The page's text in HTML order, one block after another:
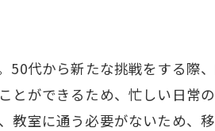
代から新たな挑戦をする際
とができるため、忙しい日常
教室に通う必要がないため、